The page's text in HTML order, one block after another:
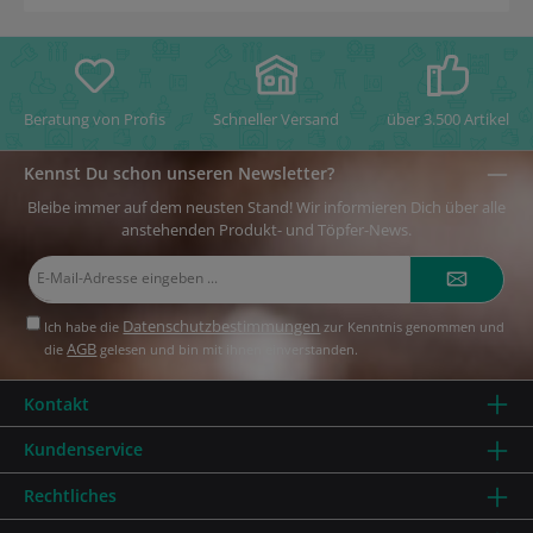
Glasurüberzüge auf Ihren Keramikstücken. Dies ist
entscheidend, um die Schönheit und Qualität Ihrer
Kunstwerke zu steigern.
Beratung von Profis Schneller Versand über 3.500 Artikel
Kennst Du schon unseren Newsletter?
Bleibe immer auf dem neusten Stand! Wir informieren Dich über alle
anstehenden Produkt- und Töpfer-News.
Ich habe die Datenschutzbestimmungen zur Kenntnis genommen und
dieAGB gelesen und bin mit ihnen einverstanden.
Kundenservice
Rechtliches
Kontakt